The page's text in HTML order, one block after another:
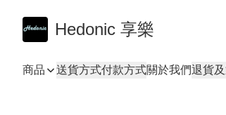
Hedonic 享樂
商品 送貨方式付款方式關於我們退貨